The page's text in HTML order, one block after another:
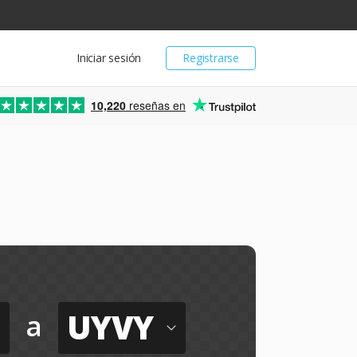
Registrarse
Iniciar sesión
10,220 reseñas en
a UYVY